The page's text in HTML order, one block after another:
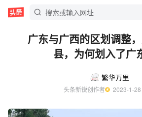
广东与广西的区划调整
县，为何划入了广
繁华万里
头条新锐创作者
2023-1-